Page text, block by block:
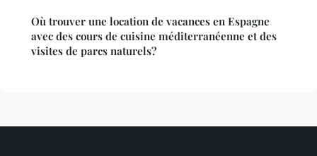
Où trouver une location de vacances en Espagne
avec des cours de cuisine méditerranéenne et des
visites de parcs naturels?